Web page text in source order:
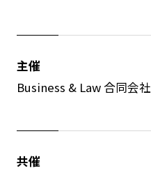
主催
Business & Law 合同会社
共催